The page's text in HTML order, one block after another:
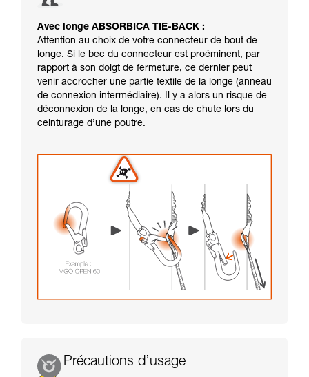
Avec longe ABSORBICA TIE-BACK :
Attention au choix de votre connecteur de bout de
longe. Si le bec du connecteur est proéminent, par
rapport à son doigt de fermeture, ce dernier peut
venir accrocher une partie textile de la longe (anneau
de connexion intermédiaire). Il y a alors un risque de
déconnexion de la longe, en cas de chute lors du
ceinturage d’une poutre.
Précautions d’usage